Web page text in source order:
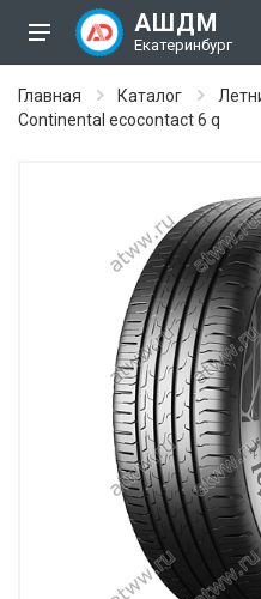
АШДМ
Екатеринбург
Главная Каталог
Continental ecocontact 6 q